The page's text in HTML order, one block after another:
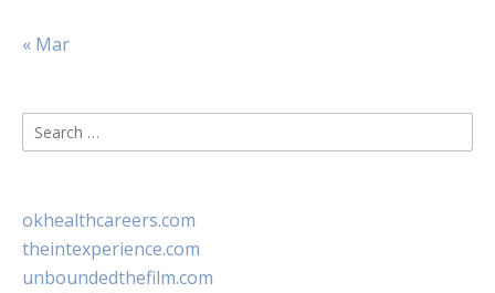
« Mar
Search
for:
okhealthcareers.com
theintexperience.com
unboundedthefilm.com